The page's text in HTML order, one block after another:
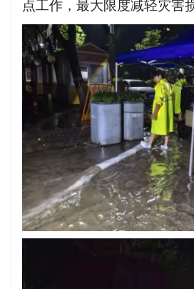
点工作，最大限度减轻灾害